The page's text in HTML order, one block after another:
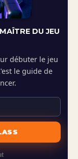
DU JEU
débuter le jeu
le guide de